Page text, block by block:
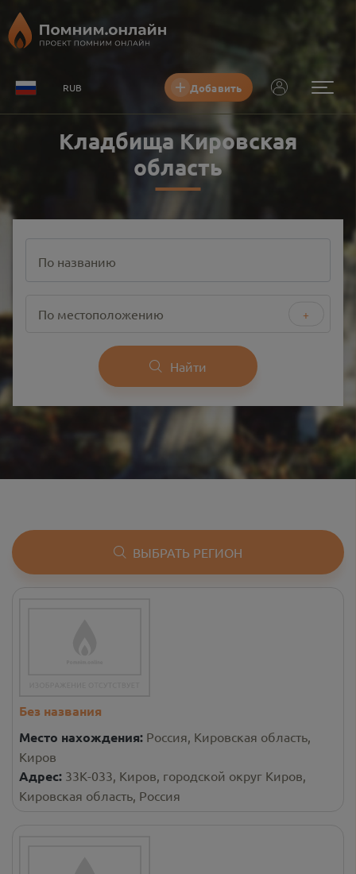
RUB Добавить
Кладбища Кировская
область
По названию
+
По местоположению
Найти
ВЫБРАТЬ РЕГИОН
Без названия
Место нахождения: Россия, Кировская область,
Киров
Адрес: 33К-033, Киров, городской округ Киров,
Кировская область, Россия